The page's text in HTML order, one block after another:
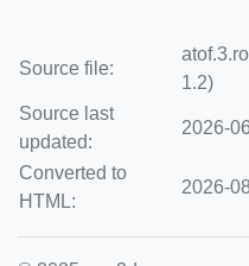
Source file:
1.2)
Source last
updated:
2026-
Converted to
HTML:
2026-